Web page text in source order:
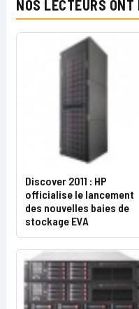
NOS LECTEURS
Discover 2011 : HP
officialise le lancement
des nouvelles baies de
stockage EVA